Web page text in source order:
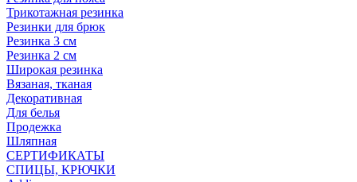
Трикотажная резинка
Резинки для брюк
Резинка 3 см
Резинка 2 см
Широкая резинка
Вязаная, тканая
Декоративная
Для белья
Продежка
Шляпная
СЕРТИФИКАТЫ
СПИЦЫ, КРЮЧКИ